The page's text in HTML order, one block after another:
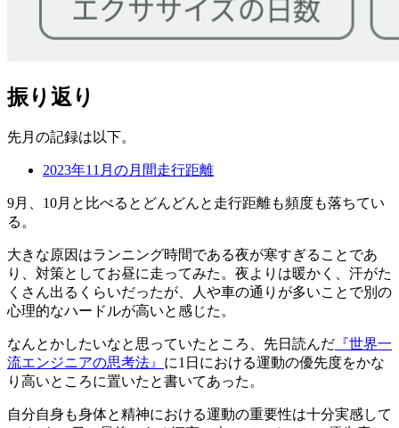
振り返り
先月の記録は以下。
2023年11月の月間走行距離
9月、10月と比べるとどんどんと走行距離も頻度も落ちてい
る。
大きな原因はランニング時間である夜が寒すぎることであ
り、対策としてお昼に走ってみた。夜よりは暖かく、汗がた
くさん出るくらいだったが、人や車の通りが多いことで別の
心理的なハードルが高いと感じた。
なんとかしたいなと思っていたところ、先日読んだ 『世界一
流エンジニアの思考法』 に1日における運動の優先度をかな
り高いところに置いたと書いてあった。
自分自身も身体と精神における運動の重要性は十分実感して